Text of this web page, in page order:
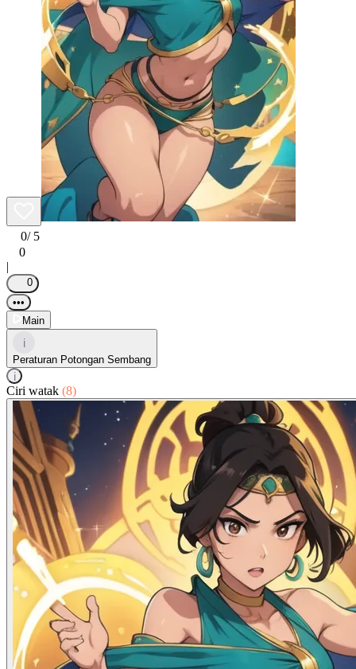
0/ 5
0
|
0
•••
Main
i
Peraturan Potongan Sembang
i
Ciri watak (8)